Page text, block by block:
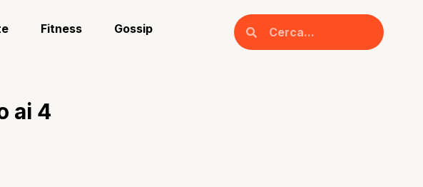
Fitness Gossip
ai 4